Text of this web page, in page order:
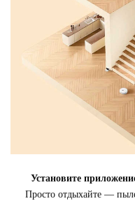
Установите
Просто отдыхайте —